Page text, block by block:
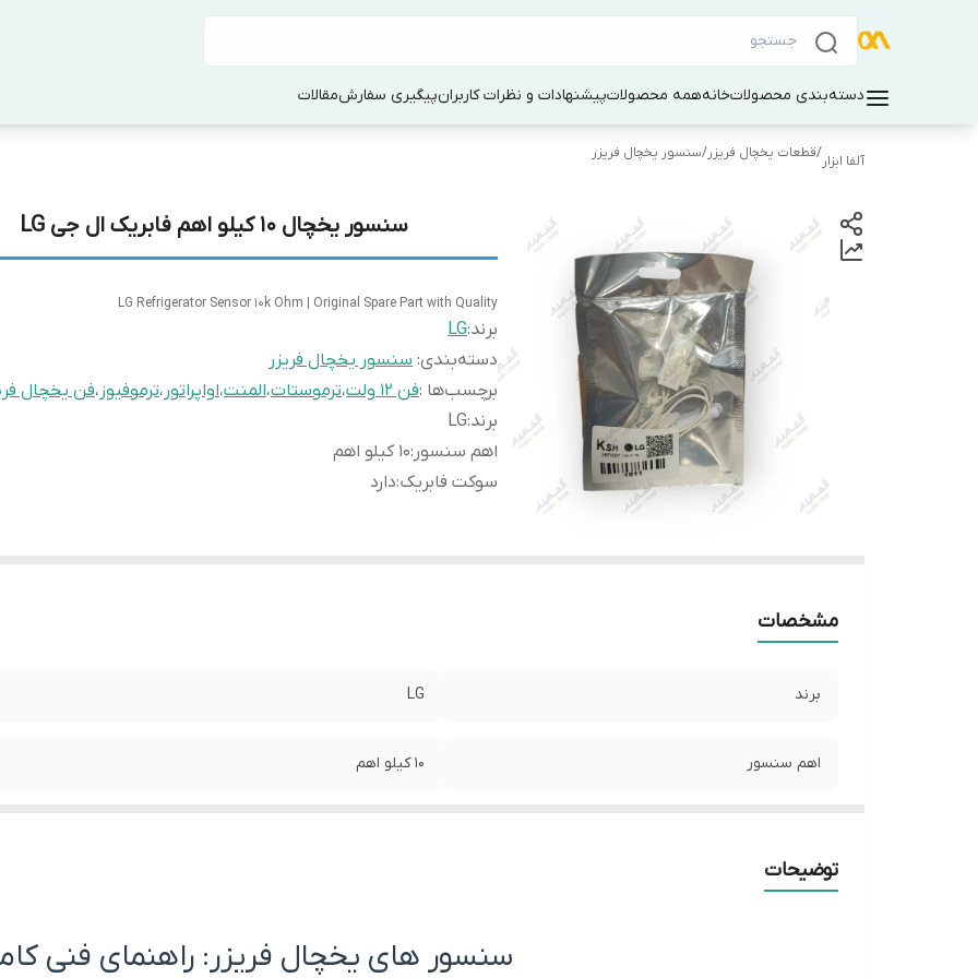
دسته‌بندی محصولاتخانههمه محصولاتپیشنهادات و نظرات کاربرانپیگیری سفارشمقالات
آلفا ابزار/قطعات یخچال فریزر/سنسور یخچال فریزر
سنسور یخچال 10 کیلو اهم فابریک ال جی LG
LG Refrigerator Sensor 10k Ohm | Original Spare Part with Quality
برند:LG
دسته‌بندی: سنسور یخچال فریزر
برچسب‌ها :فن ۱۲ ولت ،ترموستات،المنت،اواپراتور ،ترموفیوز ،فن یخچال
برند:
LG
اهم سنسور :۱۰ کیلو اهم
سوکت فابریک:دارد
مشخصات
برند LG
اهم سنسور ۱۰ کیلو اهم
توضیحات
سنسور های یخچال فریزر: راهنمای فنی